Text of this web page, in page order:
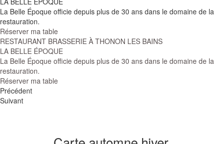
La Belle Époque officie depuis plus de 30 ans dans le domaine de la
restauration.
Réserver ma table
RESTAURANT BRASSERIE À THONON LES BAINS
LA BELLE ÉPOQUE
La Belle Époque officie depuis plus de 30 ans dans le domaine de la
restauration.
Réserver ma table
Précédent
Suivant